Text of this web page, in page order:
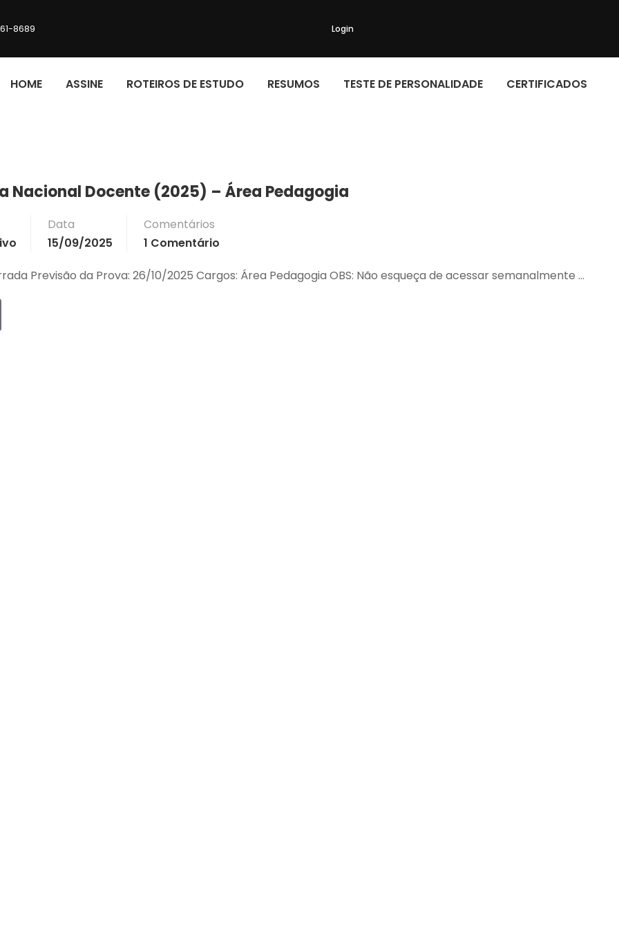
8689 Login
HOME ASSINE ROTEIROS DE ESTUDO RESUMOS TESTE DE PERSONALIDADE CERTIFICADOS
Nacional Docente (2025) – Área Pedagogia
Data
15/09/2025
Comentários
1 Comentário
Previsão da Prova: 26/10/2025 Cargos: Área Pedagogia OBS: Não esqueça de acessar semanalmente …